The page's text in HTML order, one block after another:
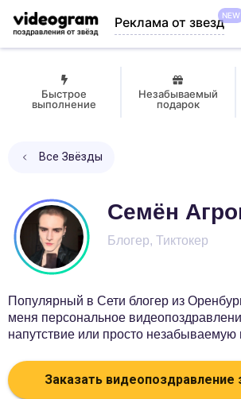
Реклама от звездNEW
Быстрое
выполнение
Незабываемый
подарок
Все Звёзды
Семён
Блогер, Тиктокер
Популярный в Сети блогер из
меня персональное
напутствие или просто незабываемую
Заказать видеопоздравление